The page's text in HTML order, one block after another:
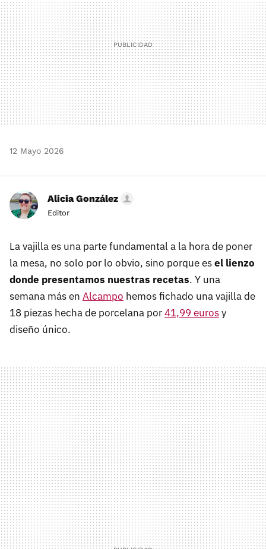
12 Mayo 2026
Alicia González
Editor
La vajilla es una parte fundamental a la hora de poner
la mesa, no solo por lo obvio, sino porque esel lienzo
donde presentamos nuestras recetas. Y una
semana más en Alcampo hemos fichado una vajilla de
18 piezas hecha de porcelana por41,99 eurosy
diseño único.